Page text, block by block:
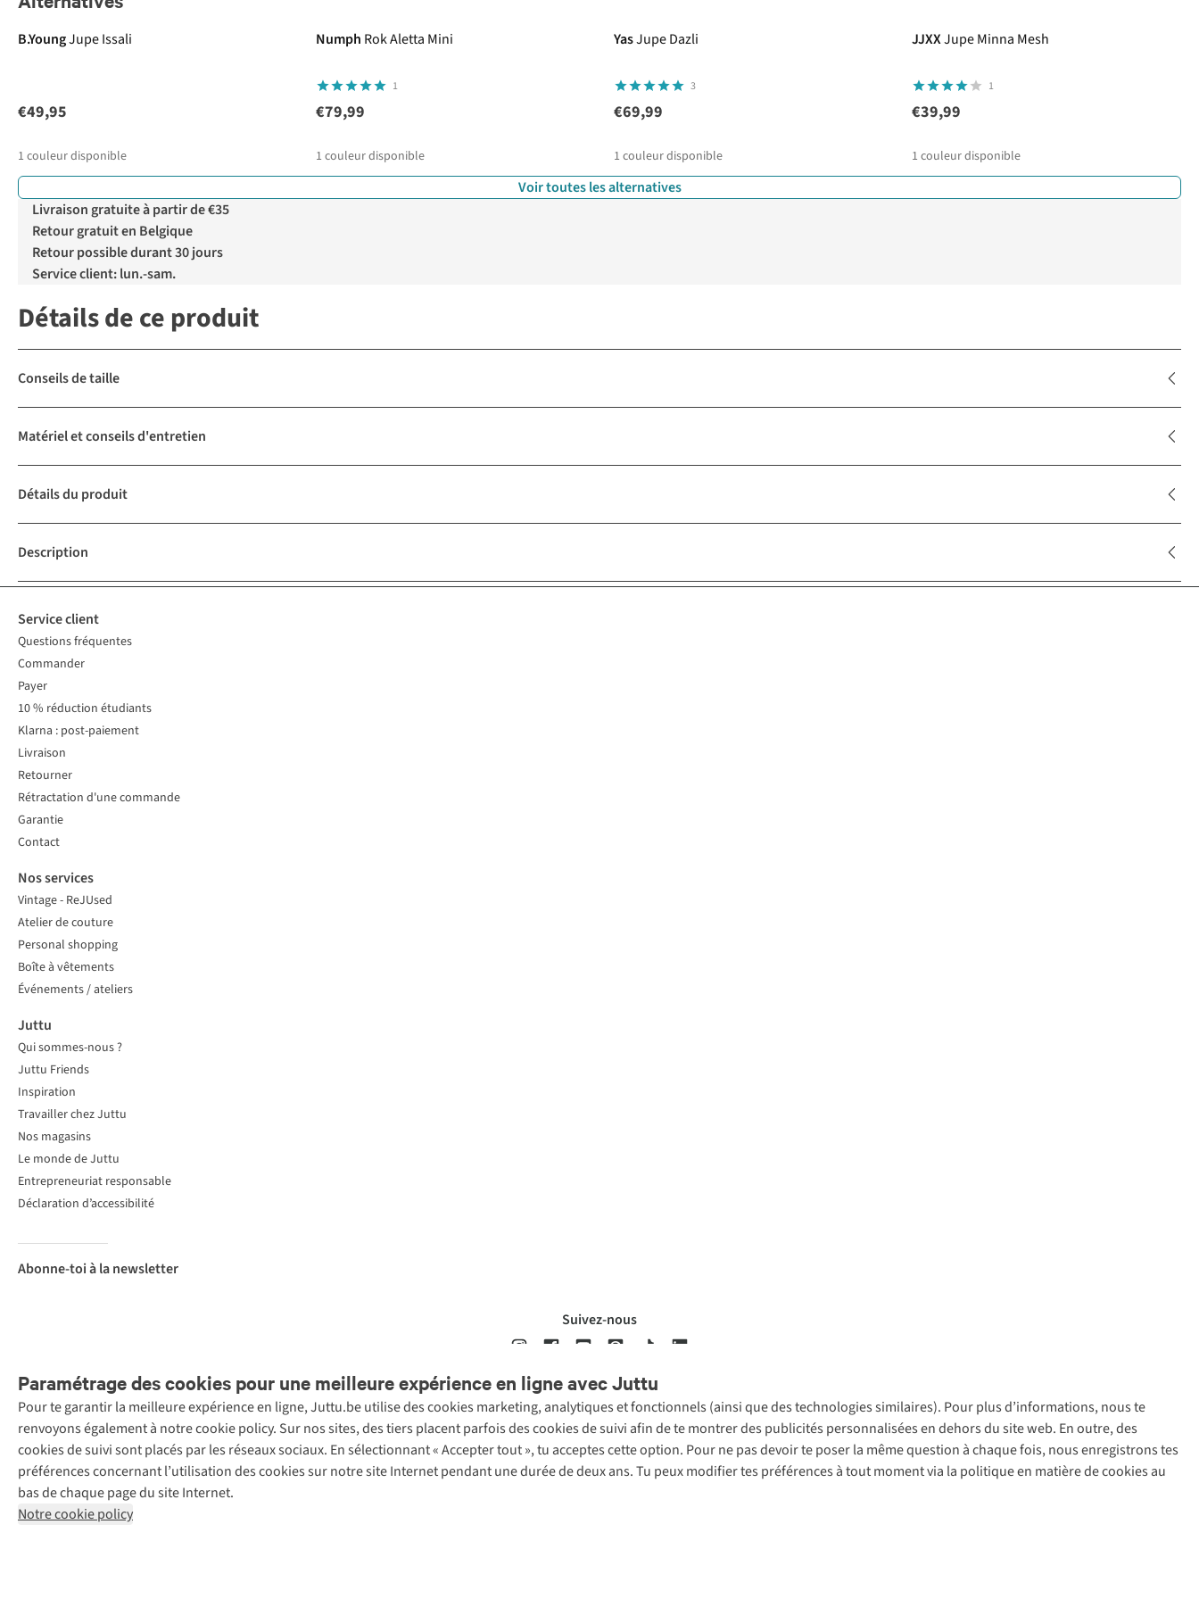
B.YoungJupe Issali
€49,95
1 couleur disponible
Numph Rok Aletta Mini
1
€79,99
1 couleur disponible
YasJupe Dazli
3
€69,99
1 couleur disponible
JJXXJupe Minna Mesh
1
€39,99
1 couleur disponible
Voir toutes les alternatives
Livraison gratuite à partir de €35
Retour gratuit en Belgique
Retour possible durant 30 jours
Service client: lun.-sam.
Détails de ce produit
Conseils de taille
Matériel et conseils d'entretien
Détails du produit
Description
Paramétrage des cookies pour une meilleure expérience en ligne avec Juttu
Pour te garantir la meilleure expérience en ligne, Juttu.be utilise des cookies marketing, analytiques et fonctionnels (ainsi que des technologies similaires). Pour plus d’informations, nous te
renvoyons également à notre cookie policy. Sur nos sites, des tiers placent parfois des cookies de suivi afin de te montrer des publicités personnalisées en dehors du site web. En outre, des
cookies de suivi sont placés par les réseaux sociaux. En sélectionnant « Accepter tout », tu acceptes cette option. Pour ne pas devoir te poser la même question à chaque fois, nous enregistrons tes
préférences concernant l’utilisation des cookies sur notre site Internet pendant une durée de deux ans. Tu peux modifier tes préférences à tout moment via la politique en matière de cookies au
bas de chaque page du site Internet.
Notre cookie policy
Service client
Questions fréquentes
Commander
Payer
10 % réduction étudiants
Klarna : post-paiement
Livraison
Retourner
Rétractation d'une commande
Garantie
Contact
Nos services
Vintage - ReJUsed
Atelier de couture
Personal shopping
Boîte à vêtements
Événements / ateliers
Juttu
Qui sommes-nous ?
Juttu Friends
Inspiration
Travailler chez Juttu
Nos magasins
Le monde de Juttu
Entrepreneuriat responsable
Déclaration d’accessibilité
Abonne-toi à la newsletter
Suivez-nous
Mentions légales Politique de confidentialté Conditions générales Cookie policy
Retail Concepts
N.V.,
Smallandlaan
9, 2660